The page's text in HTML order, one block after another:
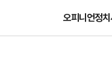
오피니언정치